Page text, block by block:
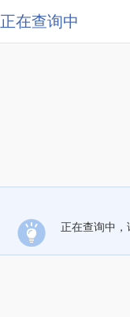
正在查询中
正在查询中，